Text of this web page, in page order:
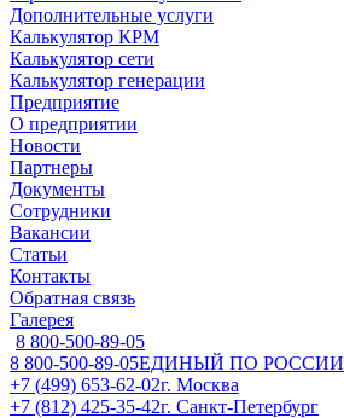
Дополнительные услуги
Калькулятор КРМ
Калькулятор сети
Калькулятор генерации
Предприятие
О предприятии
Новости
Партнеры
Документы
Сотрудники
Вакансии
Статьи
Контакты
Обратная связь
Галерея
8 800-500-89-05
8 800-500-89-05ЕДИНЫЙ ПО РОССИИ
+7 (499) 653-62-02г. Москва
+7 (812) 425-35-42г. Санкт-Петербург